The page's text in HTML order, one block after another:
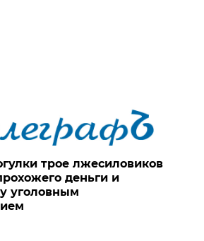
трое лжесиловиков
деньги и
уголовным